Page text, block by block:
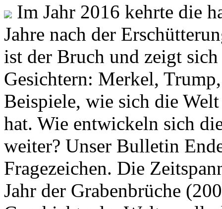
Im Jahr 2016 kehrte die
Jahre nach der
ist der Bruch und zeigt
Gesichtern: Merkel,
Beispiele, wie sich die
hat. Wie entwickeln sich
weiter? Unser Bulletin
Fragezeichen. Die
Jahr der Grabenbrüche